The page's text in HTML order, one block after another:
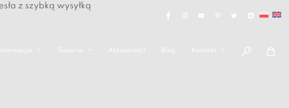
Informacje Galeria Aktualności Blog Kontakt